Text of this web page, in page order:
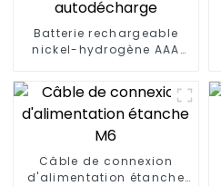
Batterie rechargeable
nickel-hydrogène AAA
Câble de connexion
d'alimentation étanche